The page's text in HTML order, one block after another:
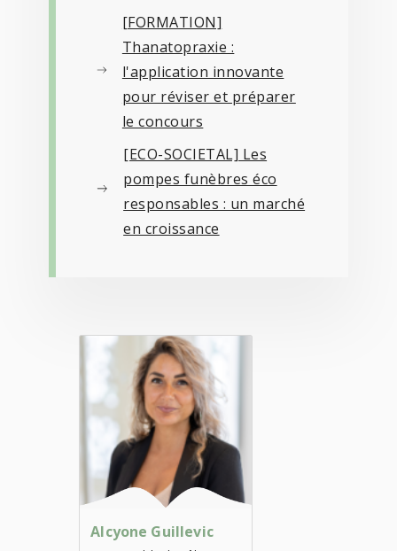
Alcyone Guillevic
[FORMATION]
Thanatopraxie :
l'application innovante
pour réviser et préparer
le concours
[ECO-SOCIETAL] Les
pompes funèbres éco
responsables : un marché
en croissance